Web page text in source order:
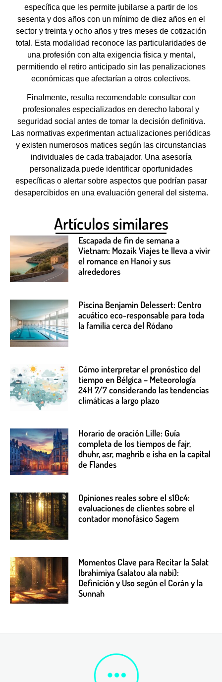
Artículos similares
Escapada de fin de semana a
Vietnam: Mozaik Viajes te lleva a vivir
el romance en Hanoi y sus
alrededores
Piscina Benjamin Delessert: Centro
acuático eco-responsable para toda
la familia cerca del Ródano
Cómo interpretar el pronóstico del
tiempo en Bélgica – Meteorología
24H 7/7 considerando las tendencias
climáticas a largo plazo
Horario de oración Lille: Guía
completa de los tiempos de fajr,
dhuhr, asr, maghrib e isha en la capital
de Flandes
Opiniones reales sobre el s10c4:
evaluaciones de clientes sobre el
contador monofásico Sagem
Momentos Clave para Recitar la Salat
Ibrahimiya (salatou ala nabi):
Definición y Uso según el Corán y la
Sunnah
específica que les permite jubilarse a partir de los
sesenta y dos años con un mínimo de diez años en el
sector y treinta y ocho años y tres meses de cotización
total. Esta modalidad reconoce las particularidades de
una profesión con alta exigencia física y mental,
permitiendo el retiro anticipado sin las penalizaciones
económicas que afectarían a otros colectivos.
Finalmente, resulta recomendable consultar con
profesionales especializados en derecho laboral y
seguridad social antes de tomar la decisión definitiva.
Las normativas experimentan actualizaciones periódicas
y existen numerosos matices según las circunstancias
individuales de cada trabajador. Una asesoría
personalizada puede identificar oportunidades
específicas o alertar sobre aspectos que podrían pasar
desapercibidos en una evaluación general del sistema.